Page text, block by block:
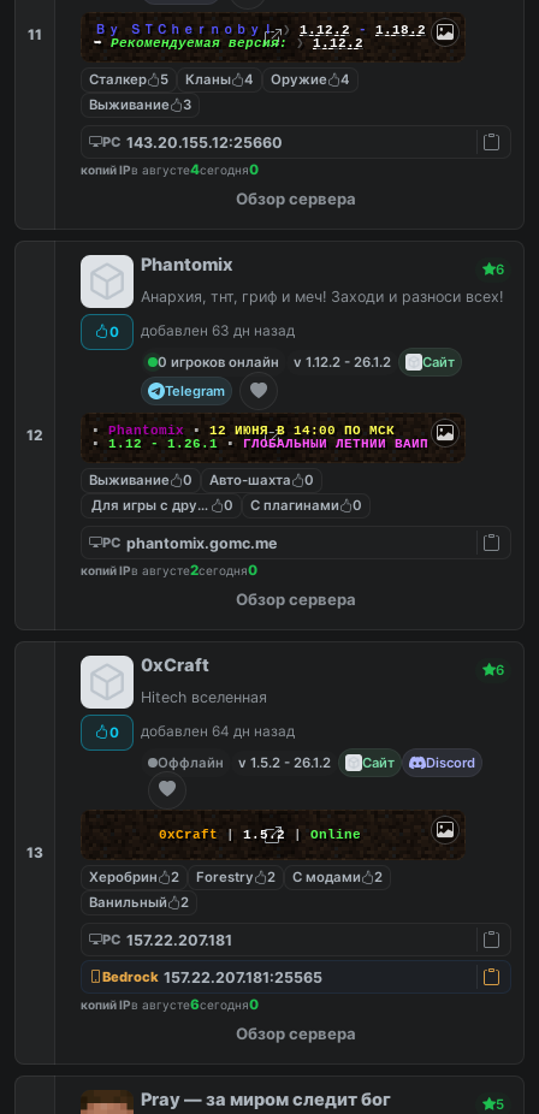
11 Ｂｙ ＳＴＣｈｅｒｎｏｂｙｌ ❯ 1.12.2 - 1.18.2
➥ Рекомендуемая версия: ❯ 1.12.2
Сталкер 5 Кланы 4 Оружие
4
Выживание
3
PC 143.20.155.12:25660
копий IPв августе4сегодня0
Обзор сервера
12
0
Phantomix 6
Анархия, тнт, гриф и меч! Заходи и разноси всех!
добавлен 63 дн назад
0 игроков онлайн
v 1.12.2 - 26.1.2
Сайт
Telegram
▪ Phantomix ▪ 12 ИЮНЯ В 14:00 ПО МСК
▪ 1.12 - 1.26.1 ▪ ГЛОБАЛЬНЫЙ ЛЕТНИЙ ВАЙП
Выживание 0 Авто-шахта
0
Для игры с другом0 С плагинами 0
PC phantomix.gomc.me
копий IPв августе2сегодня0
Обзор сервера
13
0
0xCraft 6
Hitech вселенная
добавлен 64 дн назад
Оффлайн
v 1.5.2 - 26.1.2 Сайт Discord
0xCraft | 1.5.2 | Online
Херобрин 2 Forestry 2 С модами
2
Ванильный
2
PC 157.22.207.181
Bedrock 157.22.207.181:25565
копий IPв августе6сегодня0
Обзор сервера
Pray — за миром следит бог 5